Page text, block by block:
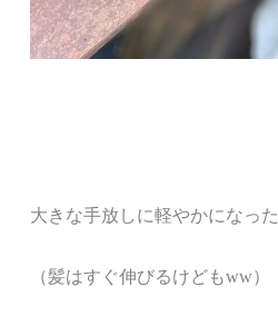
大きな手放しに軽やかになった
（髪はすぐ伸びるけどもww）